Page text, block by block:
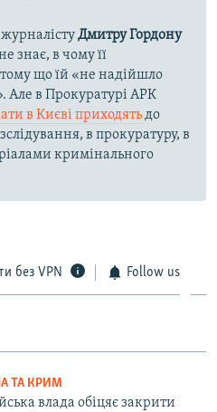
Дмитру Гордону
знає, в чому її
що їй «не надійшло
Але в Прокуратурі АРК
в Києві приходятьдо
в прокуратуру, в
кримінального
без VPN Follow us
ТА КРИМ
влада обіцяє закрити